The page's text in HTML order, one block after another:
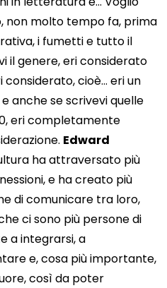
non molto tempo fa, prima
i fumetti e tutto il
il genere, eri considerato
cioè... eri un
anche se scrivevi quelle
eri completamente
Edward
ha attraversato più
e ha creato più
di comunicare tra loro,
ci sono più persone di
a integrarsi, a
e, cosa più importante,
così da poter